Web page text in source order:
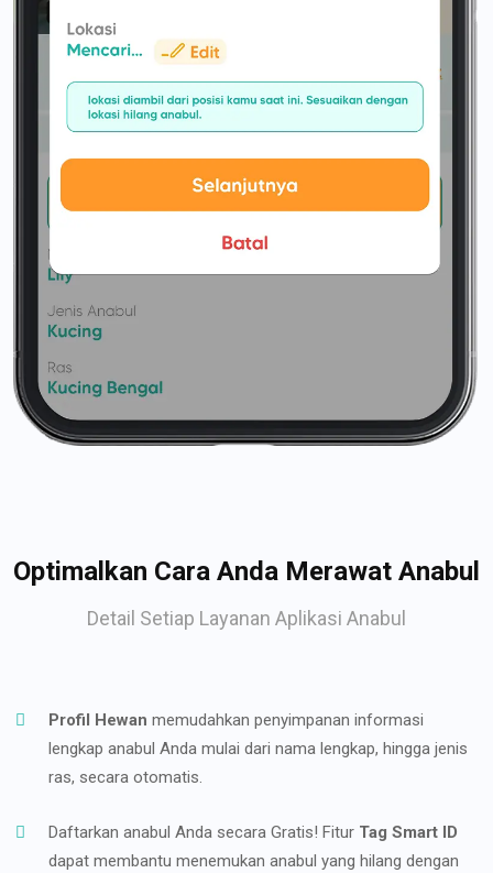
Optimalkan Cara Anda Merawat Anabul
Detail Setiap Layanan Aplikasi Anabul
Profil Hewan memudahkan penyimpanan informasi
lengkap anabul Anda mulai dari nama lengkap, hingga jenis
ras, secara otomatis.
Daftarkan anabul Anda secara Gratis! Fitur Tag Smart ID
dapat membantu menemukan anabul yang hilang dengan